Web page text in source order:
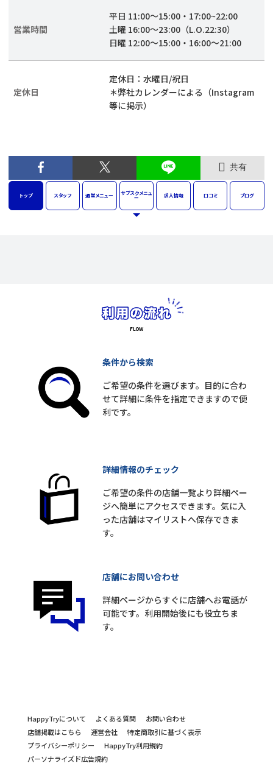
営業時間
平日 11:00～15:00・17:00~22:00
土曜 16:00～23:00（L.O.22:30）
日曜 12:00～15:00・16:00～21:00
定休日
定休日：水曜日/祝日
＊弊社カレンダーによる（Instagram
等に掲示）
共有
トップ スタッフ 通常メニュー サブスクメニュ
ー 求人情報 口コミ ブログ
条件から検索
ご希望の条件を選びます。目的に合わ
せて詳細に条件を指定できますので便
利です。
詳細情報のチェック
ご希望の条件の店舗一覧より詳細ペー
ジへ簡単にアクセスできます。気に入
った店舗はマイリストへ保存できま
す。
店舗にお問い合わせ
詳細ページからすぐに店舗へお電話が
可能です。利用開始後にも役立ちま
す。
HappyTryについて よくある質問
お問い合わせ
店舗掲載はこちら
運営会社
特定商取引に基づく表示
プライバシーポリシー
HappyTry利用規約
パーソナライズド広告規約